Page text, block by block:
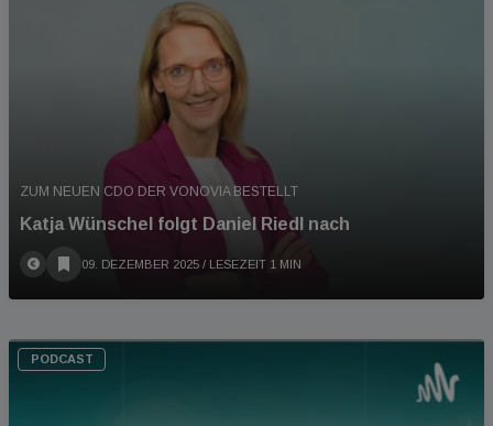
ZUM NEUEN CDO DER VONOVIA BESTELLT
Katja Wünschel folgt Daniel Riedl nach
09. DEZEMBER 2025 / LESEZEIT 1 MIN
PODCAST